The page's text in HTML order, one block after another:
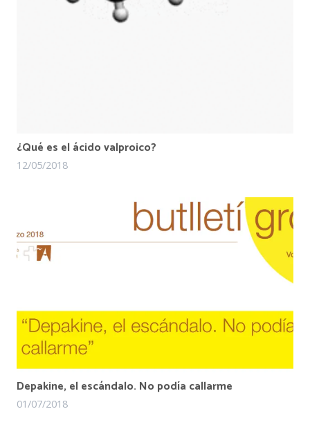
¿Qué es el ácido valproico?
12/05/2018
Depakine, el escándalo. No podía callarme
01/07/2018